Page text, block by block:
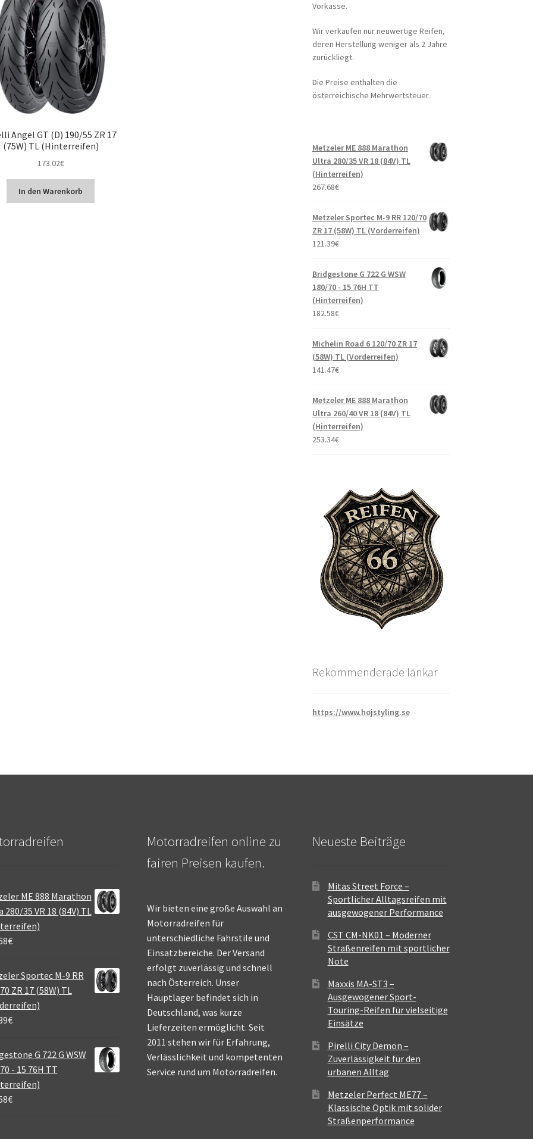
Angel GT (D) 190/55 ZR 17
(75W) TL (Hinterreifen)
173.02€
In den Warenkorb
Vorkasse.
Wir verkaufen nur neuwertige Reifen,
deren Herstellung weniger als 2 Jahre
zurückliegt.
Die Preise enthalten die
österreichische Mehrwertsteuer.
Metzeler ME 888 Marathon
Ultra 280/35 VR 18 (84V) TL
(Hinterreifen)
267.68€
Metzeler Sportec M-9 RR 120/70
ZR 17 (58W) TL (Vorderreifen)
121.39€
Bridgestone G 722 G WSW
180/70 - 15 76H TT
(Hinterreifen)
182.58€
Michelin Road 6 120/70 ZR 17
(58W) TL (Vorderreifen)
141.47€
Metzeler ME 888 Marathon
Ultra 260/40 VR 18 (84V) TL
(Hinterreifen)
253.34€
Rekommenderade länkar
https://www.hojstyling.se
ME 888 Marathon
280/35 VR 18 (84V) TL
€
Sportec M-9 RR
ZR 17 (58W) TL
€
G 722 G WSW
- 15 76H TT
€
Motorradreifen online zu
fairen Preisen kaufen.
Wir bieten eine große Auswahl an
Motorradreifen für
unterschiedliche Fahrstile und
Einsatzbereiche. Der Versand
erfolgt zuverlässig und schnell
nach Österreich. Unser
Hauptlager befindet sich in
Deutschland, was kurze
Lieferzeiten ermöglicht. Seit
2011 stehen wir für Erfahrung,
Verlässlichkeit und kompetenten
Service rund um Motorradreifen.
Neueste Beiträge
Mitas Street Force –
Sportlicher Alltagsreifen mit
ausgewogener Performance
CST CM-NK01 – Moderner
Straßenreifen mit sportlicher
Note
Maxxis MA-ST3 –
Ausgewogener Sport-
Touring-Reifen für vielseitige
Einsätze
Pirelli City Demon –
Zuverlässigkeit für den
urbanen Alltag
Metzeler Perfect ME77 –
Klassische Optik mit solider
Straßenperformance